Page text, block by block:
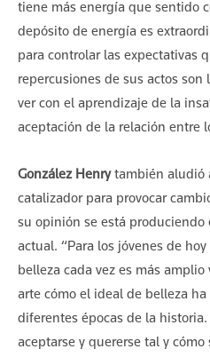
tiene más energía que sentido
depósito de energía es
para controlar las expectativas
repercusiones de sus actos
ver con el aprendizaje de la
aceptación de la relación entre
González Henrytambién aludió
catalizador para provocar
su opinión se está produciendo
actual. “Para los jóvenes de
belleza cada vez es más
arte cómo el ideal de belleza
diferentes épocas de la
aceptarse y quererse tal y cómo